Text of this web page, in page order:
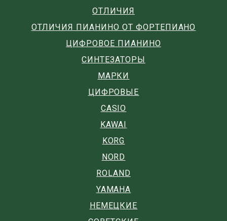
ОТЛИЧИЯ
ОТЛИЧИЯ ПИАНИНО ОТ ФОРТЕПИАНО
ЦИФРОВОЕ ПИАНИНО
СИНТЕЗАТОРЫ
МАРКИ
ЦИФРОВЫЕ
CASIO
KAWAI
KORG
NORD
ROLAND
YAMAHA
НЕМЕЦКИЕ